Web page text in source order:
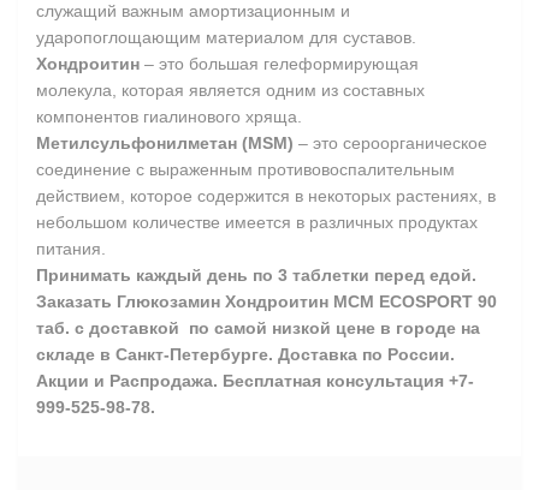
служащий важным амортизационным и
ударопоглощающим материалом для суставов.
Хондроитин – это большая гелеформирующая
молекула, которая является одним из составных
компонентов гиалинового хряща.
Метилсульфонилметан (MSM) – это сероорганическое
соединение с выраженным противовоспалительным
действием, которое содержится в некоторых растениях, в
небольшом количестве имеется в различных продуктах
питания.
Принимать каждый день по 3 таблетки перед едой.
Заказать Глюкозамин Хондроитин МСМ ECOSPORT 90
таб. с доставкой по самой низкой цене в городе на
складе в Санкт-Петербурге. Доставка по России.
Акции и Распродажа. Бесплатная консультация +7-
999-525-98-78.